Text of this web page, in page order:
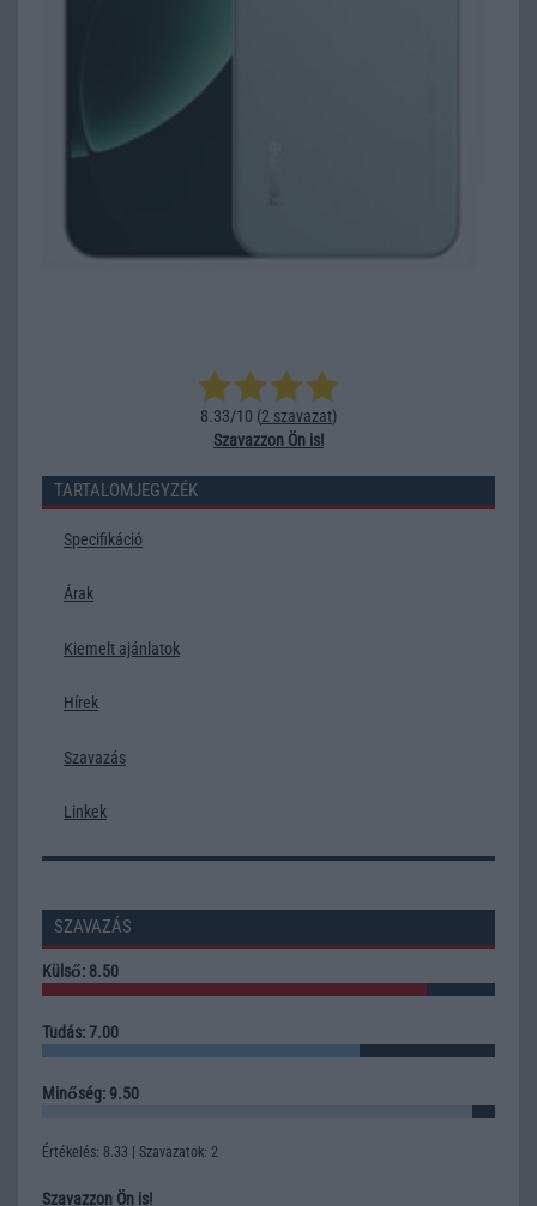
8.33/10 (2 szavazat)
Szavazzon Ön is!
TARTALOMJEGYZÉK
Specifikáció
Árak
Kiemelt ajánlatok
Hírek
Szavazás
Linkek
SZAVAZÁS
Külső: 8.50
Tudás: 7.00
Minőség: 9.50
Értékelés: 8.33 | Szavazatok: 2
Szavazzon Ön is!